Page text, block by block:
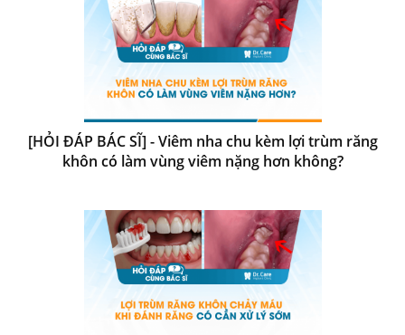
[HỎI ĐÁP BÁC SĨ] - Viêm nha chu kèm lợi trùm răng
khôn có làm vùng viêm nặng hơn không?